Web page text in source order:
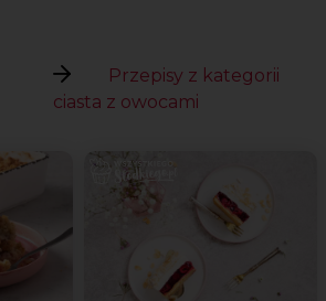
Przepisy z kategorii
ciasta z owocami